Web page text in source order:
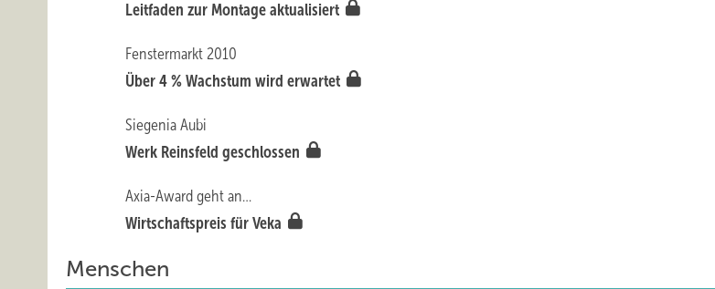
Leitfaden zur Montage aktualisiert
Fenstermarkt 2010
Über 4 % Wachstum wird erwartet
Siegenia Aubi
Werk Reinsfeld geschlossen
Axia-Award geht an…
Wirtschaftspreis für Veka
Menschen